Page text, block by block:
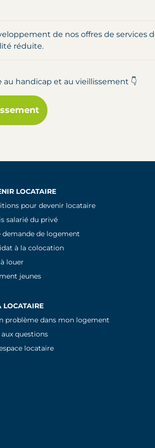
de nos offres de services
réduite.
handicap et au vieillissement 👇
LOCATAIRE
pour devenir locataire
salarié du privé
demande de logement
à la colocation
à louer
jeunes
LOCATAIRE
problème dans mon logement
questions
locataire